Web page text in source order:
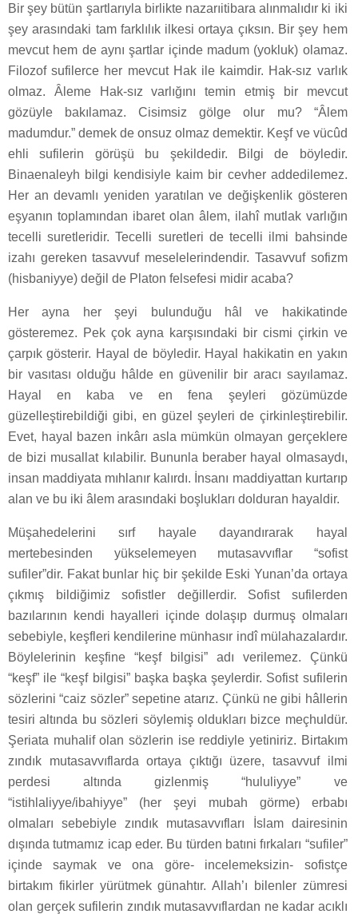
Bir şey bütün şartlarıyla birlikte nazarıitibara alınmalıdır ki iki
şey arasındaki tam farklılık ilkesi ortaya çıksın. Bir şey hem
mevcut hem de aynı şartlar içinde madum (yokluk) olamaz.
Filozof sufilerce her mevcut Hak ile kaimdir. Hak-sız varlık
olmaz. Âleme Hak-sız varlığını temin etmiş bir mevcut
gözüyle bakılamaz. Cisimsiz gölge olur mu? “Âlem
madumdur.” demek de onsuz olmaz demektir. Keşf ve vücûd
ehli sufilerin görüşü bu şekildedir. Bilgi de böyledir.
Binaenaleyh bilgi kendisiyle kaim bir cevher addedilemez.
Her an devamlı yeniden yaratılan ve değişkenlik gösteren
eşyanın toplamından ibaret olan âlem, ilahî mutlak varlığın
tecelli suretleridir. Tecelli suretleri de tecelli ilmi bahsinde
izahı gereken tasavvuf meselelerindendir. Tasavvuf sofizm
(hisbaniyye) değil de Platon felsefesi midir acaba?
Her ayna her şeyi bulunduğu hâl ve hakikatinde
gösteremez. Pek çok ayna karşısındaki bir cismi çirkin ve
çarpık gösterir. Hayal de böyledir. Hayal hakikatin en yakın
bir vasıtası olduğu hâlde en güvenilir bir aracı sayılamaz.
Hayal en kaba ve en fena şeyleri gözümüzde
güzelleştirebildiği gibi, en güzel şeyleri de çirkinleştirebilir.
Evet, hayal bazen inkârı asla mümkün olmayan gerçeklere
de bizi musallat kılabilir. Bununla beraber hayal olmasaydı,
insan maddiyata mıhlanır kalırdı. İnsanı maddiyattan kurtarıp
alan ve bu iki âlem arasındaki boşlukları dolduran hayaldir.
Müşahedelerini sırf hayale dayandırarak hayal
mertebesinden yükselemeyen mutasavvıflar “sofist
sufiler”dir. Fakat bunlar hiç bir şekilde Eski Yunan’da ortaya
çıkmış bildiğimiz sofistler değillerdir. Sofist sufilerden
bazılarının kendi hayalleri içinde dolaşıp durmuş olmaları
sebebiyle, keşfleri kendilerine münhasır indî mülahazalardır.
Böylelerinin keşfine “keşf bilgisi” adı verilemez. Çünkü
“keşf” ile “keşf bilgisi” başka başka şeylerdir. Sofist sufilerin
sözlerini “caiz sözler” sepetine atarız. Çünkü ne gibi hâllerin
tesiri altında bu sözleri söylemiş oldukları bizce meçhuldür.
Şeriata muhalif olan sözlerin ise reddiyle yetiniriz. Birtakım
zındık mutasavvıflarda ortaya çıktığı üzere, tasavvuf ilmi
perdesi altında gizlenmiş “hululiyye” ve
“istihlaliyye/ibahiyye” (her şeyi mubah görme) erbabı
olmaları sebebiyle zındık mutasavvıfları İslam dairesinin
dışında tutmamız icap eder. Bu türden batıni fırkaları “sufiler”
içinde saymak ve ona göre- incelemeksizin- sofistçe
birtakım fikirler yürütmek günahtır. Allah’ı bilenler zümresi
olan gerçek sufilerin zındık mutasavvıflardan ne kadar acıklı